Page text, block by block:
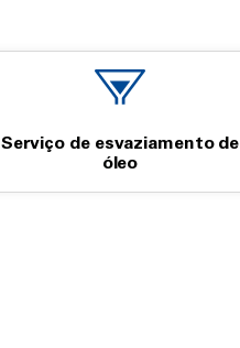
Serviço de esvaziamento de
óleo